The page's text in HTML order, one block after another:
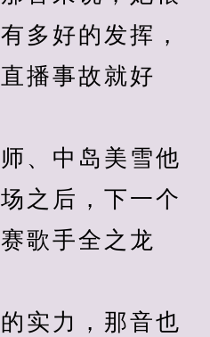
多好的发挥，
播事故就好
中岛美雪他
之后，下一个
歌手全之龙
力，那音也